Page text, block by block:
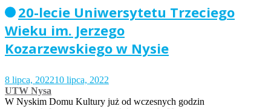
20-lecie Uniwersytetu Trzeciego
Wieku im. Jerzego
Kozarzewskiego w Nysie
8 lipca, 202210 lipca, 2022
UTW Nysa
W Nyskim Domu Kultury już od wczesnych godzin